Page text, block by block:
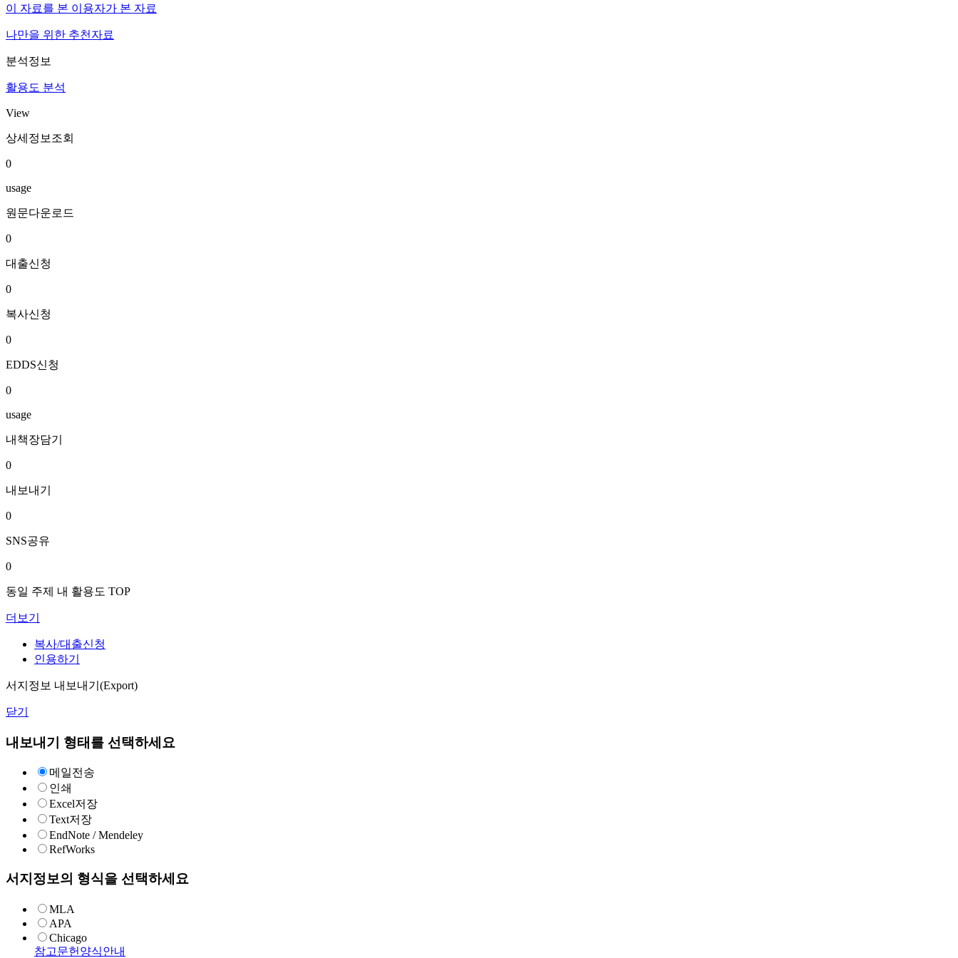
이 자료를 본 이용자가 본 자료
나만을 위한 추천자료
분석정보
활용도 분석
View
상세정보조회
0
usage
원문다운로드
0
대출신청
0
복사신청
0
EDDS신청
0
usage
내책장담기
0
내보내기
0
SNS공유
0
동일 주제 내 활용도 TOP
더보기
복사/대출신청
인용하기
서지정보 내보내기(Export)
닫기
내보내기 형태를 선택하세요
메일전송
인쇄
Excel저장
Text저장
EndNote / Mendeley
RefWorks
서지정보의 형식을 선택하세요
MLA
APA
Chicago
참고문헌양식안내